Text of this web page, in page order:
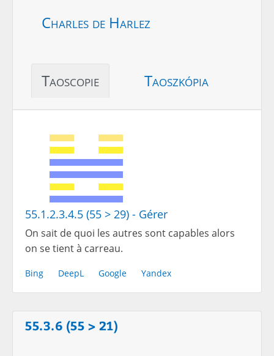
Charles de Harlez
Taoscopie Taoszkópia
55.1.2.3.4.5 (55 > 29) - Gérer
On sait de quoi les autres sont capables alors
on se tient à carreau.
Bing DeepL Google Yandex
55.3.6 (55 > 21)